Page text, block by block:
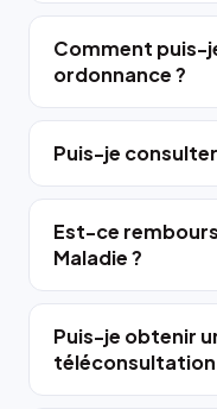
Comment puis-
ordonnance ?
Puis-je
Est-ce
Maladie ?
Puis-je obtenir
téléconsultation